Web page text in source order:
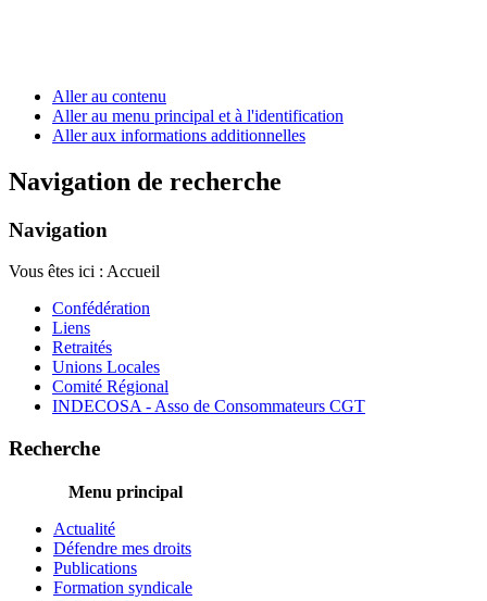
Aller au contenu
Aller au menu principal et à l'identification
Aller aux informations additionnelles
Navigation de recherche
Navigation
Vous êtes ici : Accueil
Confédération
Liens
Retraités
Unions Locales
Comité Régional
INDECOSA - Asso de Consommateurs CGT
Recherche
Menu principal
Actualité
Défendre mes droits
Publications
Formation syndicale